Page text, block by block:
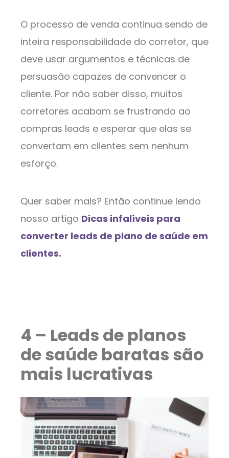
O processo de venda continua sendo de
inteira responsabilidade do corretor, que
deve usar argumentos e técnicas de
persuasão capazes de convencer o
cliente. Por não saber disso, muitos
corretores acabam se frustrando ao
compras leads e esperar que elas se
convertam em clientes sem nenhum
esforço.
Quer saber mais? Então continue lendo
nosso artigo Dicas infalíveis para
converter leads de plano de saúde em
clientes.
4 – Leads de planos
de saúde baratas são
mais lucrativas